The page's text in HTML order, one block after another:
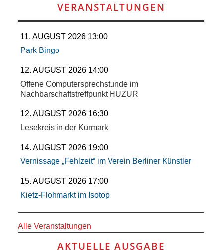
VERANSTALTUNGEN
11. AUGUST 2026 13:00
Park Bingo
12. AUGUST 2026 14:00
Offene Computersprechstunde im
Nachbarschaftstreffpunkt HUZUR
12. AUGUST 2026 16:30
Lesekreis in der Kurmark
14. AUGUST 2026 19:00
Vernissage „Fehlzeit“ im Verein Berliner Künstler
15. AUGUST 2026 17:00
Kietz-Flohmarkt im Isotop
Alle Veranstaltungen
AKTUELLE AUSGABE